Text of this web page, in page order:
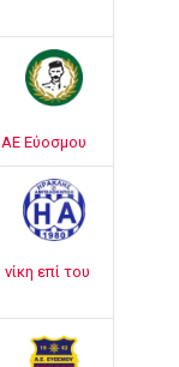
Εύοσμου
επί του